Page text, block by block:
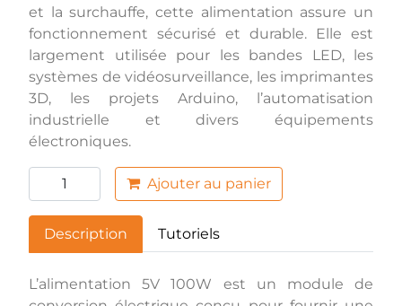
et la surchauffe, cette alimentation assure un
fonctionnement sécurisé et durable. Elle est
largement utilisée pour les bandes LED, les
systèmes de vidéosurveillance, les imprimantes
3D, les projets Arduino, l’automatisation
industrielle et divers équipements
électroniques.
Ajouter au panier
Description Tutoriels
L’alimentation 5V 100W est un module de